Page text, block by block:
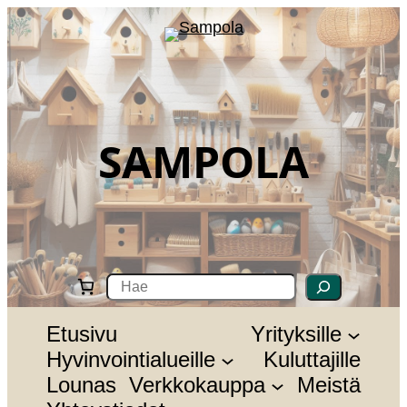
SAMPOLA
S
e
r
c
h
Etusivu
Yrityksille
Hyvinvointialueille
Kuluttajille
Lounas Verkkokauppa
Meistä